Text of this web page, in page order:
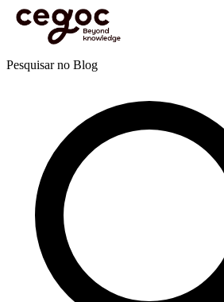
Skip to main content
Está aqui:Home > Recursos
a responsabilidade pessoal e profissional
Pesquisar no Blog